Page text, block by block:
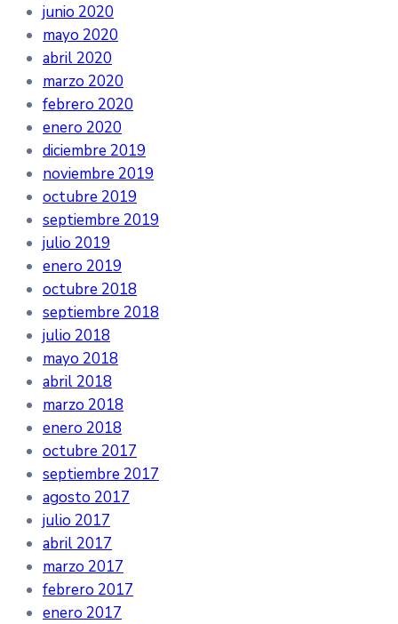
junio 2020
mayo 2020
abril 2020
marzo 2020
febrero 2020
enero 2020
diciembre 2019
noviembre 2019
octubre 2019
septiembre 2019
julio 2019
enero 2019
octubre 2018
septiembre 2018
julio 2018
mayo 2018
abril 2018
marzo 2018
enero 2018
octubre 2017
septiembre 2017
agosto 2017
julio 2017
abril 2017
marzo 2017
febrero 2017
enero 2017